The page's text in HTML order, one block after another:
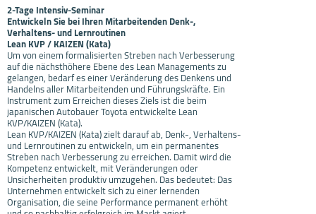
2-Tage Intensiv-Seminar
Entwickeln Sie bei Ihren Mitarbeitenden Denk-,
Verhaltens- und Lernroutinen
Lean KVP / KAIZEN (Kata)
Um von einem formalisierten Streben nach Verbesserung
auf die nächsthöhere Ebene des Lean Managements zu
gelangen, bedarf es einer Veränderung des Denkens und
Handelns aller Mitarbeitenden und Führungskräfte. Ein
Instrument zum Erreichen dieses Ziels ist die beim
japanischen Autobauer Toyota entwickelte Lean
KVP/KAIZEN (Kata).
Lean KVP/KAIZEN (Kata) zielt darauf ab, Denk-, Verhaltens-
und Lernroutinen zu entwickeln, um ein permanentes
Streben nach Verbesserung zu erreichen. Damit wird die
Kompetenz entwickelt, mit Veränderungen oder
Unsicherheiten produktiv umzugehen. Das bedeutet: Das
Unternehmen entwickelt sich zu einer lernenden
Organisation, die seine Performance permanent erhöht